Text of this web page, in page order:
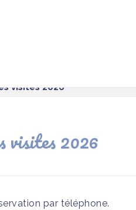
visites 2026
visites 2026
par téléphone.